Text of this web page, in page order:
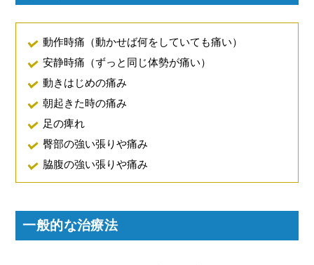
動作時痛（動かせば何をしていても痛い）
安静時痛（ずっと同じ体勢が痛い）
動きはじめの痛み
朝起きた時の痛み
足の痺れ
臀部の強い張りや痛み
脇腹の強い張りや痛み
一般的な治療法